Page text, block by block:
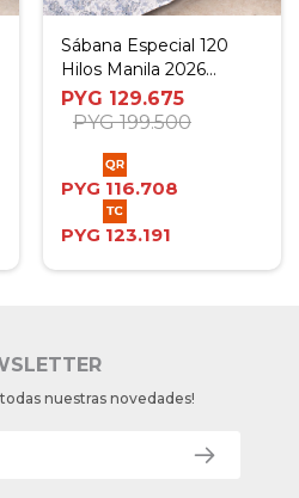
Sábana Especial 120
Hilos Manila 2026
Geometrico Azul - Twin
PYG 129.675
PYG 199.500
PYG 116.708
PYG 123.191
nuestras novedades!